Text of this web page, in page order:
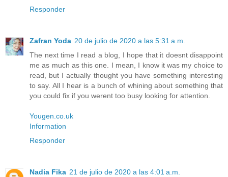
Responder
Zafran Yoda 20 de julio de 2020 a las 5:31 a.m.
The next time I read a blog, I hope that it doesnt disappoint
me as much as this one. I mean, I know it was my choice to
read, but I actually thought you have something interesting
to say. All I hear is a bunch of whining about something that
you could fix if you werent too busy looking for attention.
Yougen.co.uk
Information
Responder
Nadia Fika 21 de julio de 2020 a las 4:01 a.m.